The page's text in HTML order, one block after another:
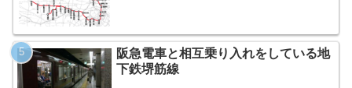
阪急電車と相互乗り入れをしている地
下鉄堺筋線